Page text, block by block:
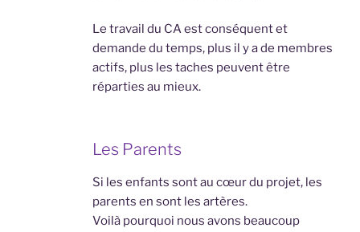
Le travail du CA est conséquent et
demande du temps, plus il y a de membres
actifs, plus les taches peuvent être
réparties au mieux.
Les Parents
Si les enfants sont au cœur du projet, les
parents en sont les artères.
Voilà pourquoi nous avons beaucoup